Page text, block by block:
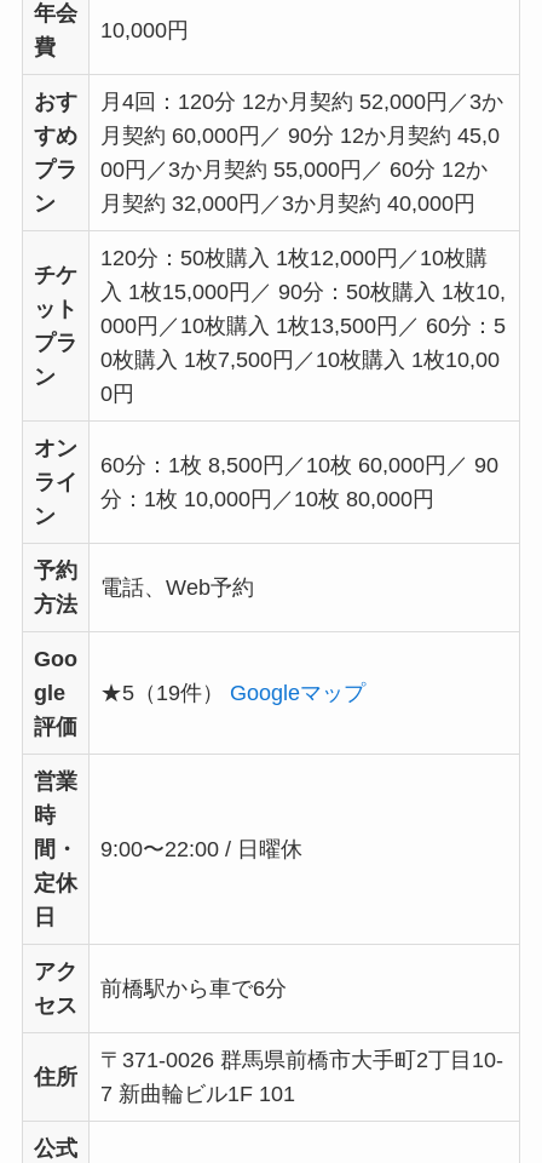
年会
費
10,000円
おす
すめ
プラ
ン
月4回：120分 12か月契約 52,000円／3か
月契約 60,000円／ 90分 12か月契約 45,0
00円／3か月契約 55,000円／ 60分 12か
月契約 32,000円／3か月契約 40,000円
チケ
ット
プラ
ン
120分：50枚購入 1枚12,000円／10枚購
入 1枚15,000円／ 90分：50枚購入 1枚10,
000円／10枚購入 1枚13,500円／ 60分：5
0枚購入 1枚7,500円／10枚購入 1枚10,00
0円
オン
ライ
ン
60分：1枚 8,500円／10枚 60,000円／ 90
分：1枚 10,000円／10枚 80,000円
予約
方法
電話、Web予約
Goo
gle
評価
★5（19件） Googleマップ
営業
時
間・
定休
日
9:00〜22:00 / 日曜休
アク
セス
前橋駅から車で6分
住所
〒371-0026 群馬県前橋市大手町2丁目10-
7 新曲輪ビル1F 101
公式